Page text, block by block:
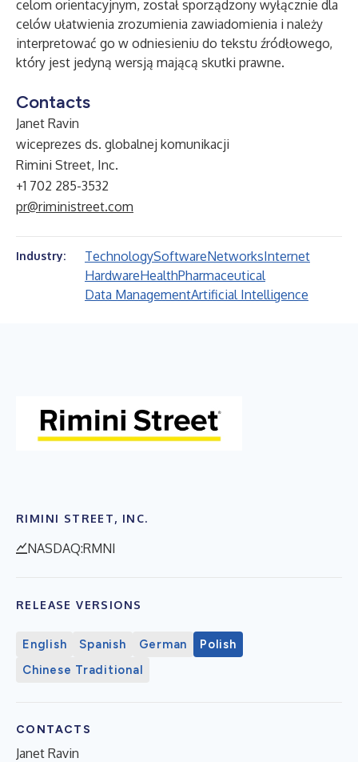
celom orientacyjnym, został sporządzony wyłącznie dla
celów ułatwienia zrozumienia zawiadomienia i należy
interpretować go w odniesieniu do tekstu źródłowego,
który jest jedyną wersją mającą skutki prawne.
Contacts
Janet Ravin
wiceprezes ds. globalnej komunikacji
Rimini Street, Inc.
+1 702 285-3532
pr@riministreet.com
Industry: TechnologySoftwareNetworksInternet
HardwareHealthPharmaceutical
Data ManagementArtificial Intelligence
RIMINI STREET, INC.
NASDAQ:RMNI
RELEASE VERSIONS
English Spanish German
Polish
Chinese Traditional
CONTACTS
Janet Ravin